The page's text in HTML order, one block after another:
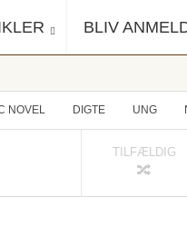
BLIV
NOVEL DIGTE UNG
TILFÆLDIG